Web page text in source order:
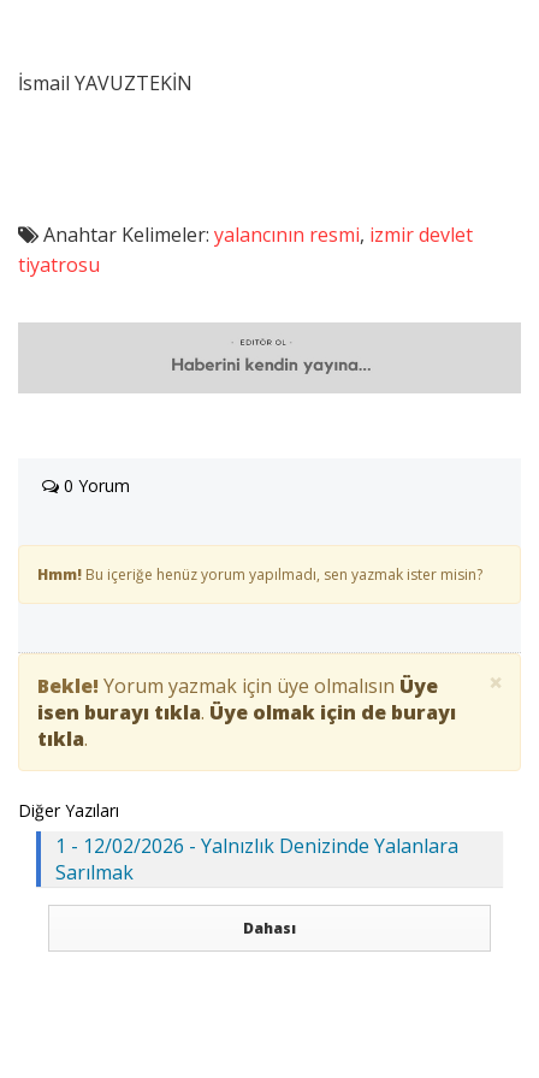
İsmail YAVUZTEKİN
Anahtar Kelimeler: yalancının resmi, izmir devlet
tiyatrosu
0 Yorum
Hmm! Bu içeriğe henüz yorum yapılmadı, sen yazmak ister misin?
×
Bekle! Yorum yazmak için üye olmalısın Üye
isen burayı tıkla. Üye olmak için de burayı
tıkla.
Diğer Yazıları
1 - 12/02/2026 - Yalnızlık Denizinde Yalanlara
Sarılmak
Dahası